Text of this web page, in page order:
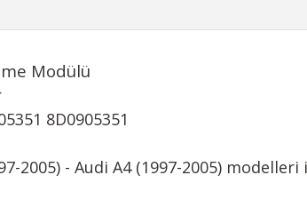
Modülü
8D0905351
2005) - Audi A4 (1997-2005)